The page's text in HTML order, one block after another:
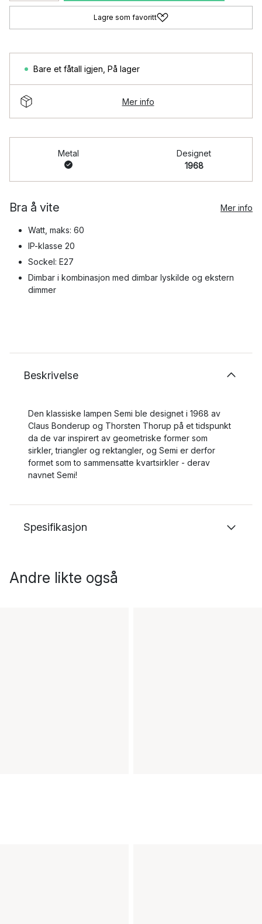
Lagre som favoritt
Bare et fåtall igjen På lager
Mer info
Metal
Designet
1968
Bra å vite Mer info
Watt, maks: 60
IP-klasse 20
Sockel: E27
Dimbar i kombinasjon med dimbar lyskilde og ekstern
dimmer
Beskrivelse
Den klassiske lampen Semi ble designet i 1968 av
Claus Bonderup og Thorsten Thorup på et tidspunkt
da de var inspirert av geometriske former som
sirkler, triangler og rektangler, og Semi er derfor
formet som to sammensatte kvartsirkler - derav
navnet Semi!
Spesifikasjon
Andre likte også